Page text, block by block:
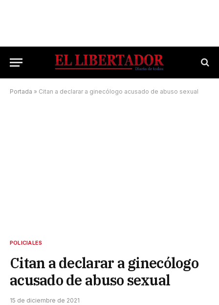
Portada » Citan a declarar a ginecólogo acusado de abuso sexual
POLICIALES
Citan a declarar a ginecólogo
acusado de abuso sexual
15 de diciembre de 2021